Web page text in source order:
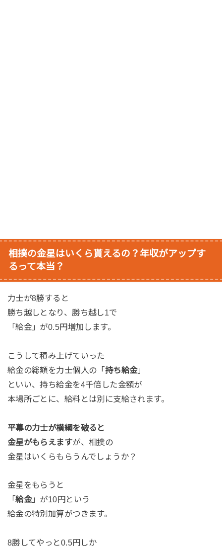
相撲の金星はいくら貰えるの？年収がアップす
るって本当？
力士が8勝すると
勝ち越しとなり、勝ち越し1で
「給金」が0.5円増加します。
こうして積み上げていった
給金の総額を力士個人の「持ち給金」
といい、持ち給金を4千倍した金額が
本場所ごとに、給料とは別に支給されます。
平幕の力士が横綱を破ると
金星がもらえますが、相撲の
金星はいくらもらうんでしょうか？
金星をもらうと
「給金」が10円という
給金の特別加算がつきます。
8勝してやっと0.5円しか